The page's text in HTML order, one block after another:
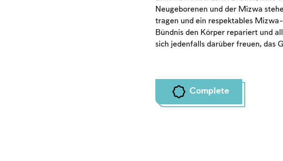
Neugeborenen und der Mizwa
tragen und ein respektables
Bündnis den Körper repariert und
sich jedenfalls darüber freuen, das
Complete